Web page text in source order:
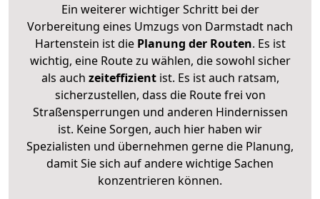
Ein weiterer wichtiger Schritt bei der
Vorbereitung eines Umzugs von Darmstadt nach
Hartenstein ist diePlanung der Routen. Es ist
wichtig, eine Route zu wählen, die sowohl sicher
als auch zeiteffizientist. Es ist auch ratsam,
sicherzustellen, dass die Route frei von
Straßensperrungen und anderen Hindernissen
ist. Keine Sorgen, auch hier haben wir
Spezialisten und übernehmen gerne die Planung,
damit Sie sich auf andere wichtige Sachen
konzentrieren können.